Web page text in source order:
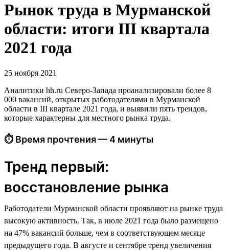
Рынок труда в Мурманской
области: итоги III квартала
2021 года
25 ноября 2021
Аналитики hh.ru Северо-Запада проанализировали более 8
000 вакансий, открытых работодателями в Мурманской
области в III квартале 2021 года, и выявили пять трендов,
которые характерны для местного рынка труда.
⏱ Время прочтения — 4 минуты
Тренд первый:
восстановление рынка
Работодатели Мурманской области проявляют на рынке труда
высокую активность. Так, в июле 2021 года было размещено
на 47% вакансий больше, чем в соответствующем месяце
предыдущего года. В августе и сентябре тренд увеличения